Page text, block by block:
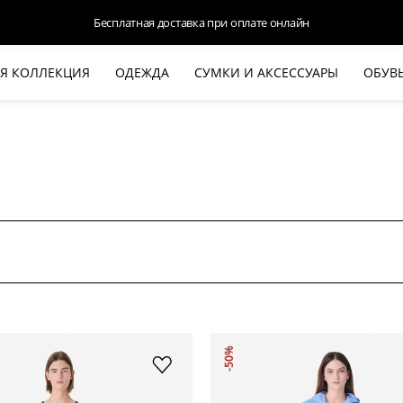
Бесплатная доставка при оплате онлайн
КОЛЛЕКЦИЯ ОДЕЖДА
ДЛЯ НЕГО
СУМКИ И АКСЕССУАРЫ
-50%